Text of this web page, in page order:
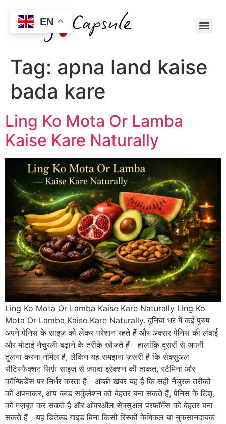
Tag: apna land kaise
bada kare
Ling Ko Mota Or Lamba
Kaise Kare Naturally
Ling Ko Mota Or Lamba Kaise Kare Naturally Ling Ko
Mota Or Lamba Kaise Kare Naturally. दुनिया भर में कई पुरुष
अपने पेनिस के साइज़ को लेकर परेशान रहते हैं और अक्सर पेनिस की लंबाई
और मोटाई नैचुरली बढ़ाने के तरीके खोजते हैं। हालांकि दूसरों से अपनी
तुलना करना नॉर्मल है, लेकिन यह समझना ज़रूरी है कि सेक्सुअल
सैटिस्फैक्शन सिर्फ़ साइज़ से ज़्यादा इरेक्शन की ताकत, स्टैमिना और
कॉन्फिडेंस पर निर्भर करता है। अच्छी खबर यह है कि सही नैचुरल तरीकों
को अपनाकर, आप ब्लड सर्कुलेशन को बेहतर बना सकते हैं, पेनिस के टिशू
को मज़बूत कर सकते हैं और ओवरऑल सेक्सुअल परफॉर्मेंस को बेहतर बना
सकते हैं। यह डिटेल्ड गाइड बिना किसी रिस्की केमिकल या नुकसानदायक
EN